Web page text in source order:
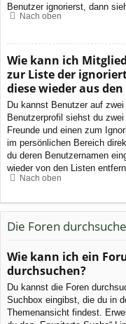
Benutzer ignorierst, dann
Nach oben
Wie kann ich
zur Liste der
diese wieder aus
Du kannst Benutzer auf
Benutzerprofil siehst du
Freunde und einen zum
im persönlichen Bereich
du deren Benutzernamen
wieder von den Listen
Nach oben
Die Foren
Wie kann ich ein
durchsuchen?
Du kannst die Foren
Suchbox eingibst, die du in
Themenansicht findest.